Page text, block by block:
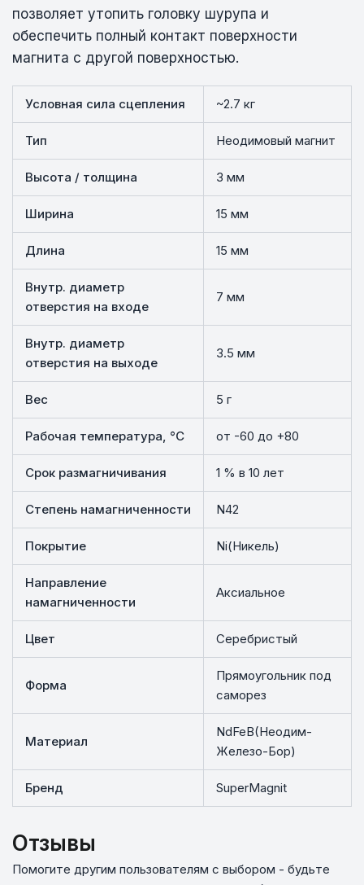
позволяет утопить головку шурупа и
обеспечить полный контакт поверхности
магнита с другой поверхностью.
Условная сила сцепления ~2.7 кг
Тип Неодимовый магнит
Высота / толщина 3 мм
Ширина 15 мм
Длина 15 мм
Внутр. диаметр
отверстия на входе
7 мм
Внутр. диаметр
отверстия на выходе
3.5 мм
Вес 5 г
Рабочая температура, °C от -60 до +80
Срок размагничивания 1 % в 10 лет
Степень намагниченности N42
Покрытие Ni(Никель)
Направление
намагниченности
Аксиальное
Цвет Серебристый
Форма
Прямоугольник под
саморез
Материал
NdFeB(Неодим-
Железо-Бор)
Бренд SuperMagnit
Отзывы
Помогите другим пользователям с выбором - будьте